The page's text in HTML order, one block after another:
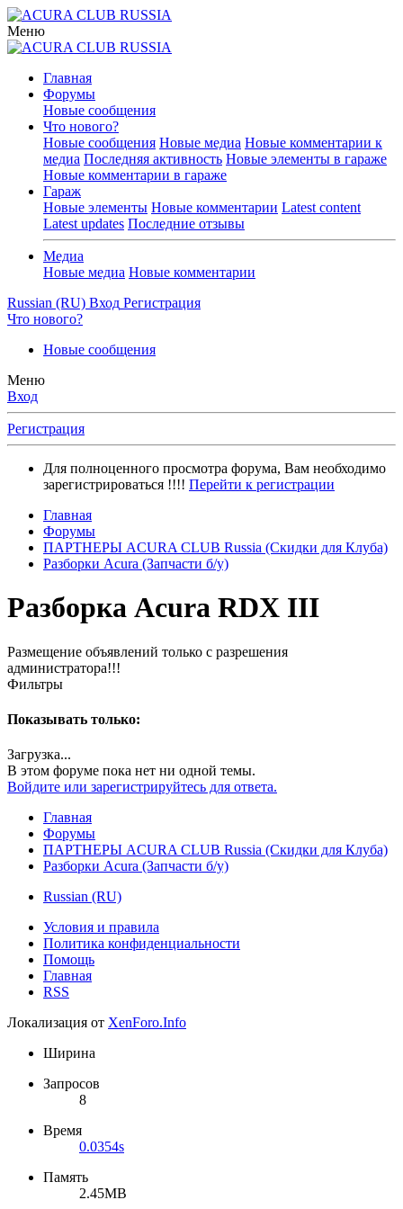
Меню
Главная
Форумы
Новые сообщения
Что нового?
Новые сообщения Новые медиа Новые комментарии к
медиа Последняя активность Новые элементы в гараже
Новые комментарии в гараже
Гараж
Новые элементы Новые комментарии Latest content
Latest updates Последние отзывы
Медиа
Новые медиа Новые комментарии
Russian (RU) Вход Регистрация
Что нового?
Новые сообщения
Меню
Вход
Регистрация
Для полноценного просмотра форума, Вам необходимо
зарегистрироваться !!!! Перейти к регистрации
Главная
Форумы
ПАРТНЕРЫ ACURA CLUB Russia (Скидки для Клуба)
Разборки Acura (Запчасти б/у)
Разборка Acura RDX III
Размещение объявлений только с разрешения
администратора!!!
Фильтры
Показывать только:
Загрузка...
В этом форуме пока нет ни одной темы.
Войдите или зарегистрируйтесь для ответа.
Главная
Форумы
ПАРТНЕРЫ ACURA CLUB Russia (Скидки для Клуба)
Разборки Acura (Запчасти б/у)
Russian (RU)
Условия и правила
Политика конфиденциальности
Помощь
Главная
RSS
Локализация от XenForo.Info
Ширина
Запросов
8
Время
0.0354s
Память
2.45MB